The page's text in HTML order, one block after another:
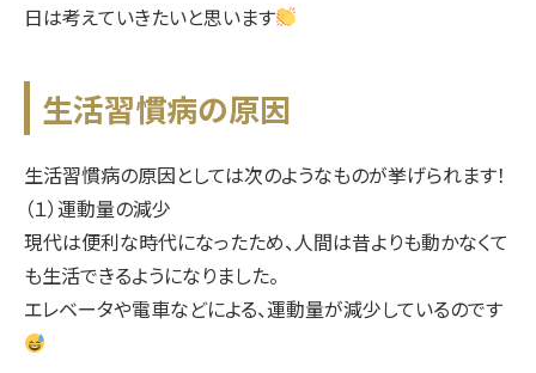
日は考えていきたいと思います
生活習慣病の原因
生活習慣病の原因としては次のようなものが挙げられます！
（１）運動量の減少
現代は便利な時代になったため、人間は昔よりも動かなくて
も生活できるようになりました。
エレベータや電車などによる、運動量が減少しているのです